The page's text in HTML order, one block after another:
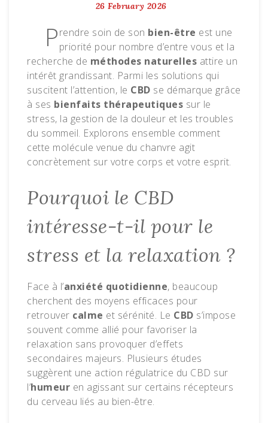
26 February 2026
Prendre soin de son bien-être est une
priorité pour nombre d’entre vous et la
recherche de méthodes naturelles attire un
intérêt grandissant. Parmi les solutions qui
suscitent l’attention, le CBD se démarque grâce
à ses bienfaits thérapeutiques sur le
stress, la gestion de la douleur et les troubles
du sommeil. Explorons ensemble comment
cette molécule venue du chanvre agit
concrètement sur votre corps et votre esprit.
Pourquoi le CBD
intéresse-t-il pour le
stress et la relaxation ?
Face à l’anxiété quotidienne, beaucoup
cherchent des moyens efficaces pour
retrouver calme et sérénité. Le CBD s’impose
souvent comme allié pour favoriser la
relaxation sans provoquer d’effets
secondaires majeurs. Plusieurs études
suggèrent une action régulatrice du CBD sur
l’humeur en agissant sur certains récepteurs
du cerveau liés au bien-être.